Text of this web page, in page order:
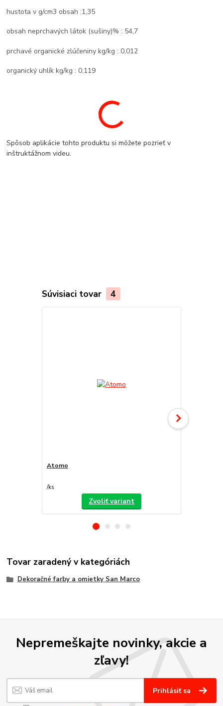
hustota v g/cm3 obsah :1,35
obsah neprchavých látok (sušiny)% : 54,7
prchavé organické zlúčeniny kg/kg : 0,012
organický uhlík kg/kg : 0,119
Spôsob aplikácie tohto produktu si môžete pozrieť v
inštruktážnom videu.
Súvisiaci tovar 4
Atomo
/ks
Zvoliť variant
Tovar zaradený v kategóriách
Dekoračné farby a omietky San Marco
Nepremeškajte novinky, akcie a
zľavy!
Prihlásiť sa